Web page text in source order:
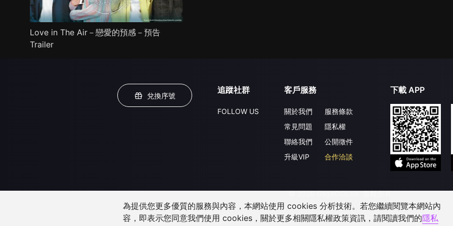
Love in The Air－戀愛的預感－預告
Trailer
兌換序號
追蹤社群
FOLLOW US
客戶服務
關於我們
常見問題
聯絡我們
升級VIP
服務條款
隱私權
公開徵件
合作洽談
下載 APP
©2026 GagaOOLala.版權所有
為提供您更多優質的服務與內容，本網站使用 cookies 分析技術。若您繼續閱覽本網站內
容，即表示您同意我們使用 cookies，關於更多相關隱私權政策資訊，請閱讀我們的隱私